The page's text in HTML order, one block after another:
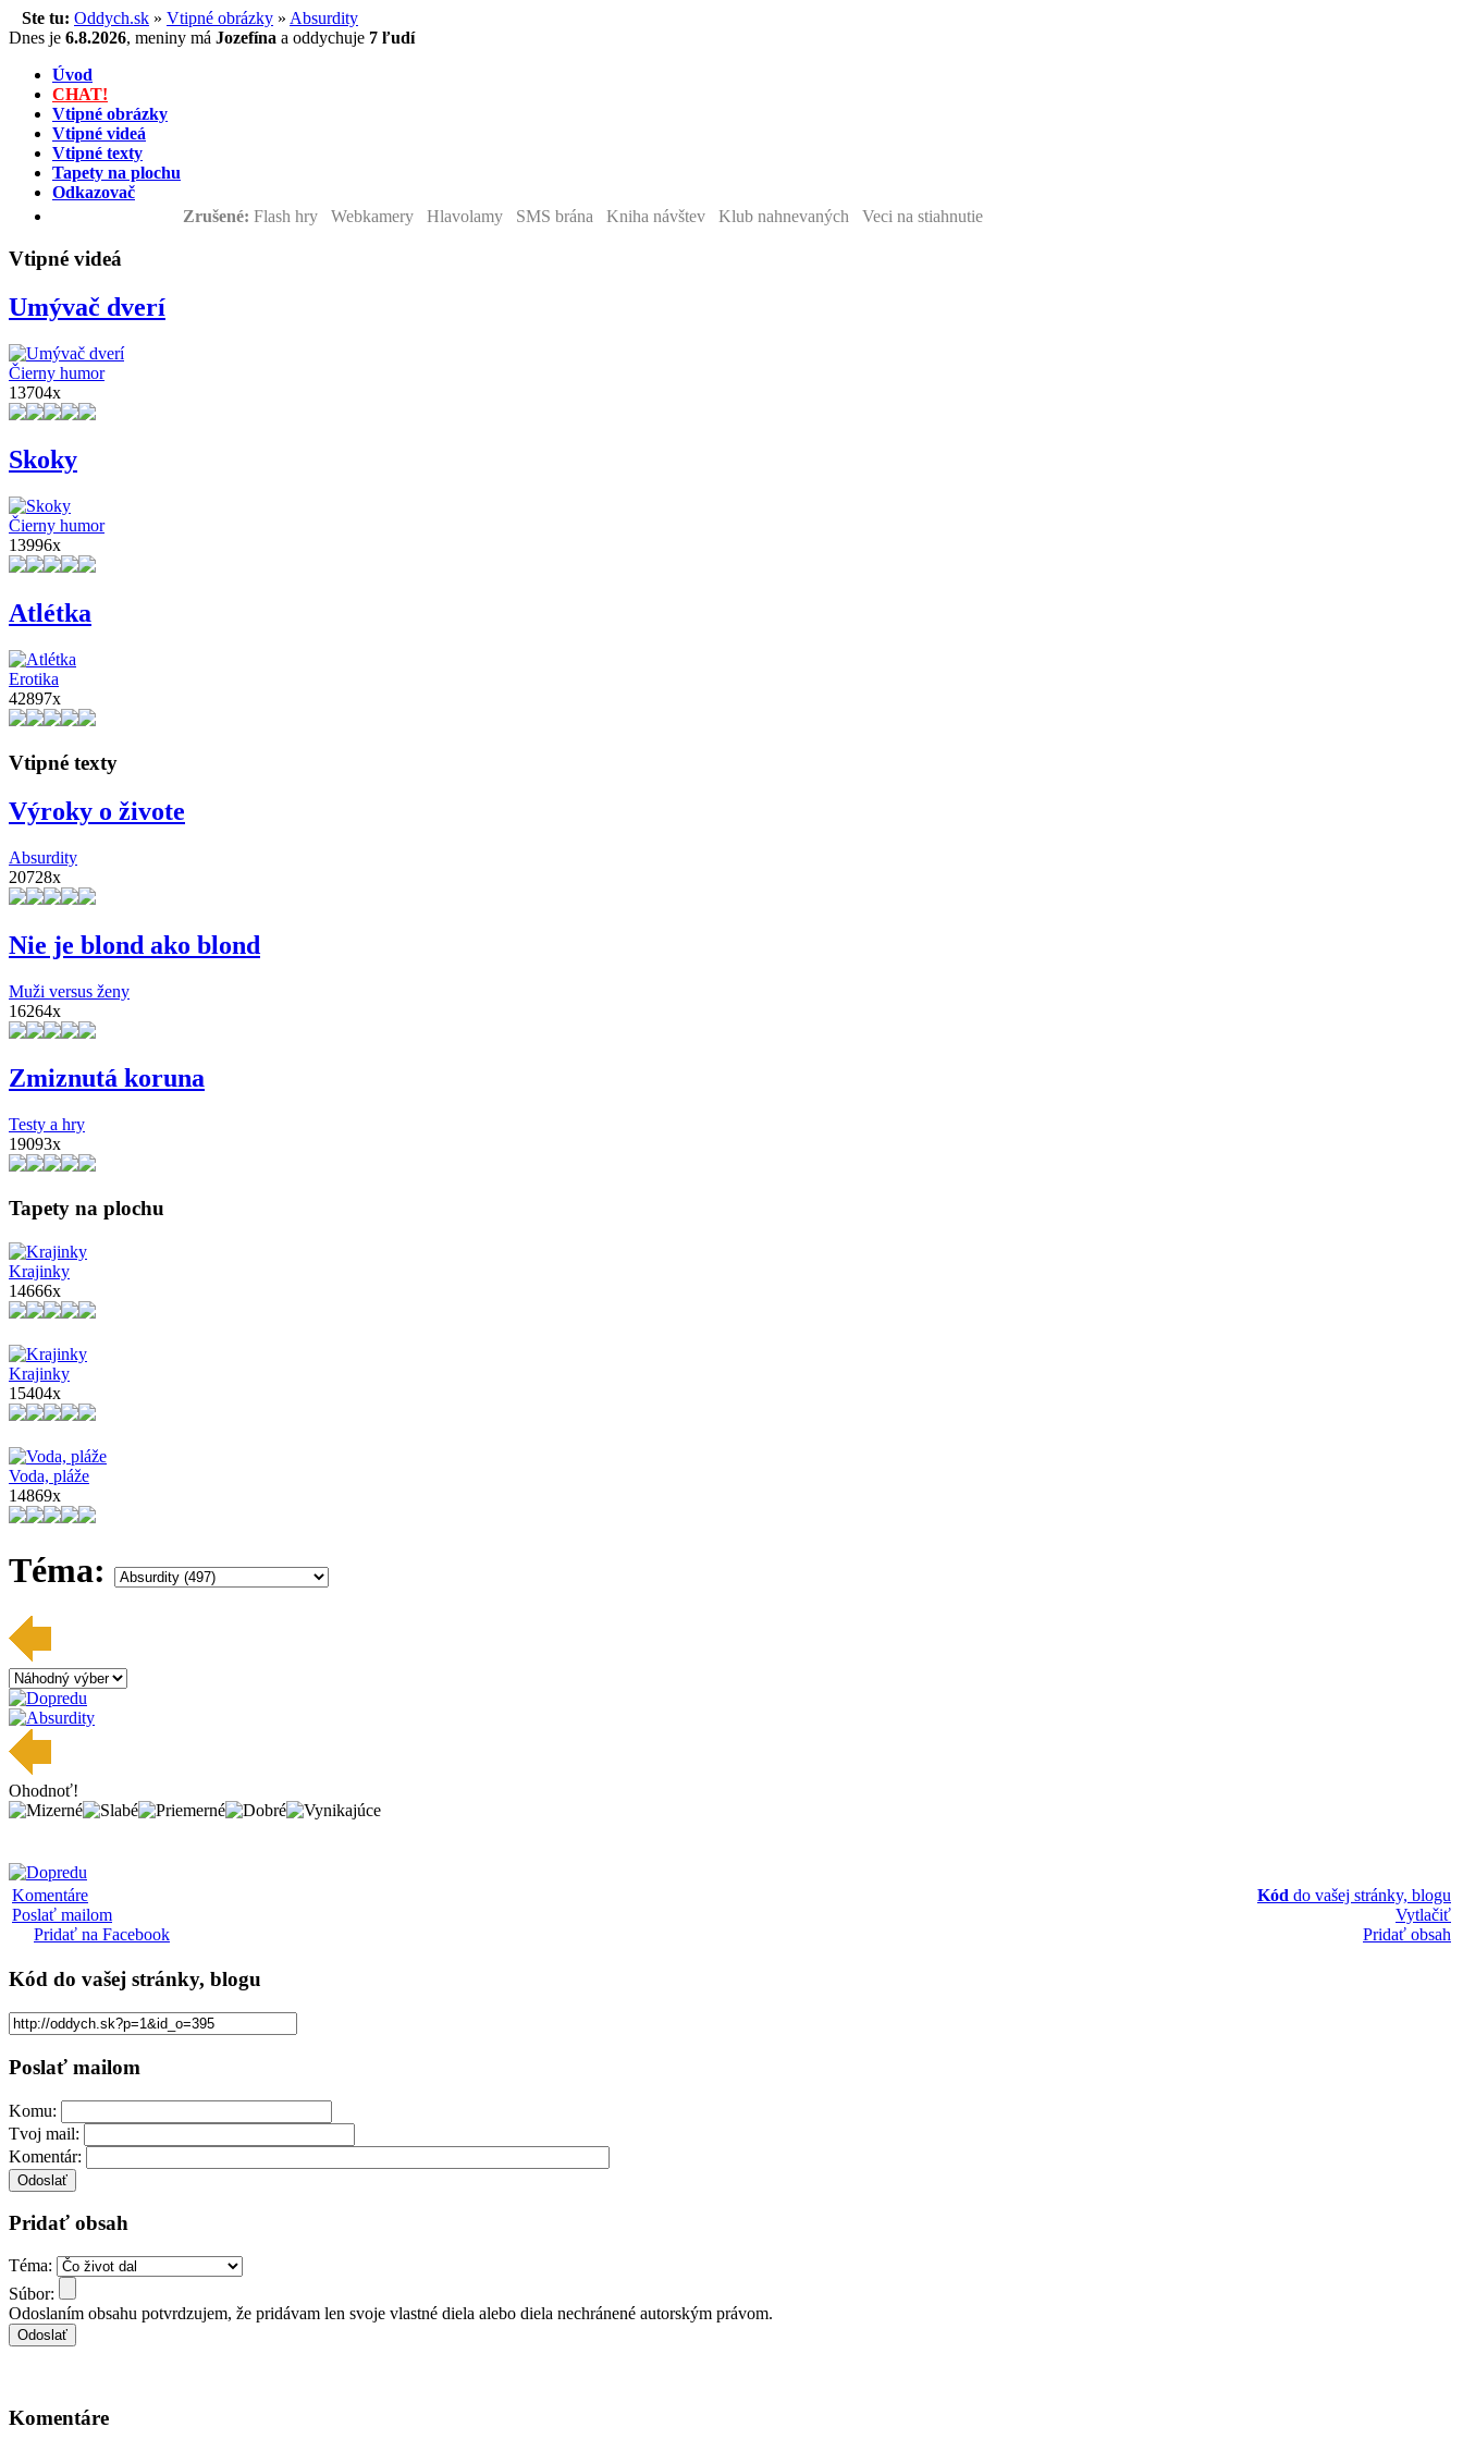
Ste tu: Oddych.sk » Vtipné obrázky » Absurdity
Dnes je 6.8.2026, meniny má Jozefína a oddychuje 7 ľudí
Úvod
CHAT!
Vtipné obrázky
Vtipné videá
Vtipné texty
Tapety na plochu
Odkazovač
Zrušené: Flash hry Webkamery Hlavolamy SMS brána Kniha návštev Klub nahnevaných Veci na stiahnutie
Vtipné videá
Umývač dverí
Čierny humor
13704x
Skoky
Čierny humor
13996x
Atlétka
Erotika
42897x
Vtipné texty
Výroky o živote
Absurdity
20728x
Nie je blond ako blond
Muži versus ženy
16264x
Zmiznutá koruna
Testy a hry
19093x
Tapety na plochu
Krajinky
14666x
Krajinky
15404x
Voda, pláže
14869x
Téma:
Ohodnoť!
Komentáre
Poslať mailom
Pridať na Facebook
Kód do vašej stránky, blogu
Vytlačiť
Pridať obsah
Kód do vašej stránky, blogu
Poslať mailom
Komu:
Tvoj mail:
Komentár:
Pridať obsah
Téma:
Súbor:
Odoslaním obsahu potvrdzujem, že pridávam len svoje vlastné diela alebo diela nechránené autorským právom.
Komentáre